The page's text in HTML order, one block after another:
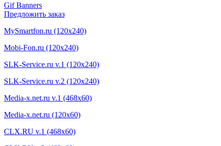
Gif Banners
Предложить заказ
MySmartfon.ru (120x240)
Mobi-Fon.ru (120x240)
SLK-Service.ru v.1 (120x240)
SLK-Service.ru v.2 (120x240)
Media-x.net.ru v.1 (468x60)
Media-x.net.ru (120x60)
CLX.RU v.1 (468x60)